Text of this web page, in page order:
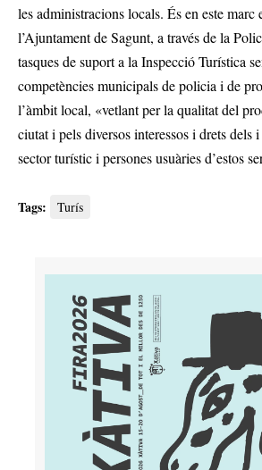
les administracions locals. És en este marc
l’Ajuntament de Sagunt, a través de la
tasques de suport a la Inspecció Turística
competències municipals de policia i de
l’àmbit local, «vetlant per la qualitat del
ciutat i pels diversos interessos i drets dels
sector turístic i persones usuàries d’estos
Tags: Turís